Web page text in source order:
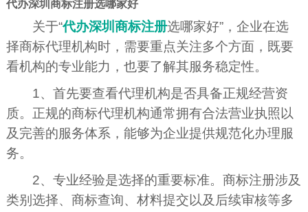
代办深圳商标注册选哪家好
关于“代办深圳商标注册选哪家好”，企业在选
择商标代理机构时，需要重点关注多个方面，既要
看机构的专业能力，也要了解其服务稳定性。
1、首先要查看代理机构是否具备正规经营资
质。正规的商标代理机构通常拥有合法营业执照以
及完善的服务体系，能够为企业提供规范化办理服
务。
2、专业经验是选择的重要标准。商标注册涉及
类别选择、商标查询、材料提交以及后续审核等多